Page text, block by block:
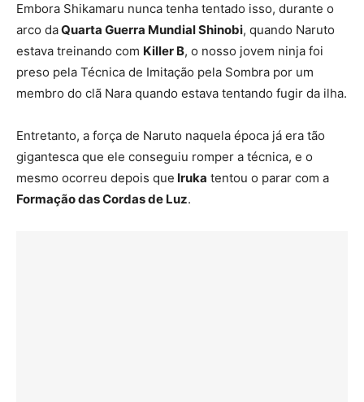
Embora Shikamaru nunca tenha tentado isso, durante o
arco daQuarta Guerra Mundial Shinobi, quando Naruto
estava treinando com Killer B, o nosso jovem ninja foi
preso pela Técnica de Imitação pela Sombra por um
membro do clã Nara quando estava tentando fugir da ilha.
Entretanto, a força de Naruto naquela época já era tão
gigantesca que ele conseguiu romper a técnica, e o
mesmo ocorreu depois que Iruka tentou o parar com a
Formação das Cordas de Luz.